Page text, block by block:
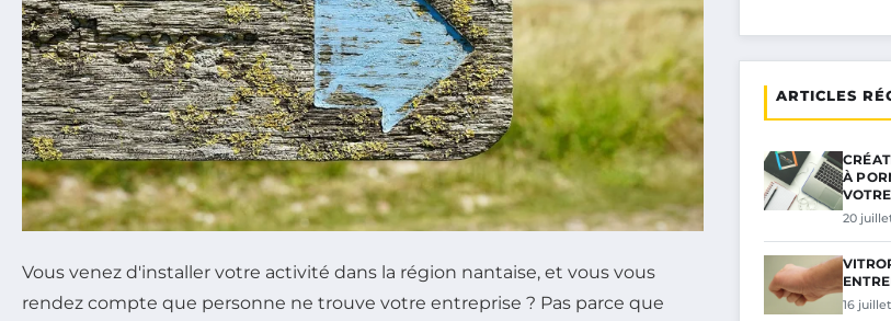
Vous venez d'installer votre activité dans la région nantaise, et vous vous
rendez compte que personne ne trouve votre entreprise ? Pas parce que
ARTICLES
À
20
16